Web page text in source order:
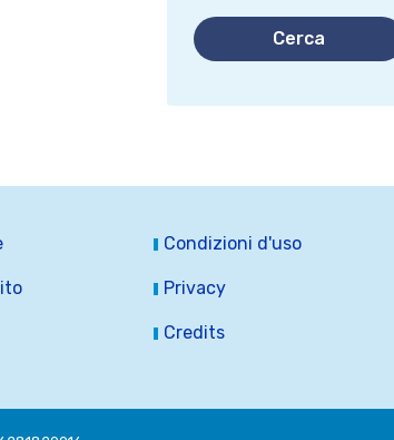
Cerca
Condizioni d'uso
Privacy
Credits